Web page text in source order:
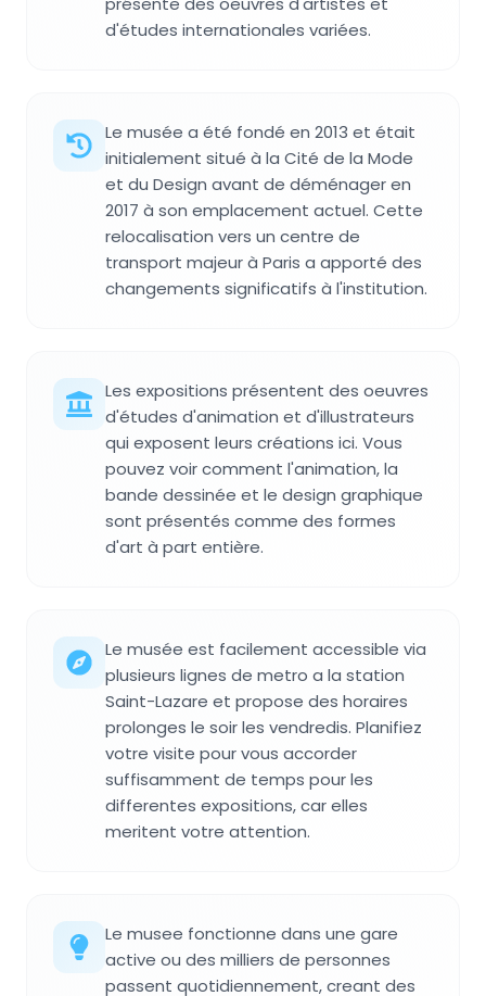
d'études internationales variées.
Le musée a été fondé en 2013 et était
initialement situé à la Cité de la Mode
et du Design avant de déménager en
2017 à son emplacement actuel. Cette
relocalisation vers un centre de
transport majeur à Paris a apporté des
changements significatifs à l'institution.
Les expositions présentent des oeuvres
d'études d'animation et d'illustrateurs
qui exposent leurs créations ici. Vous
pouvez voir comment l'animation, la
bande dessinée et le design graphique
sont présentés comme des formes
d'art à part entière.
Le musée est facilement accessible via
plusieurs lignes de metro a la station
Saint-Lazare et propose des horaires
prolonges le soir les vendredis. Planifiez
votre visite pour vous accorder
suffisamment de temps pour les
differentes expositions, car elles
meritent votre attention.
Le musee fonctionne dans une gare
active ou des milliers de personnes
passent quotidiennement, creant des